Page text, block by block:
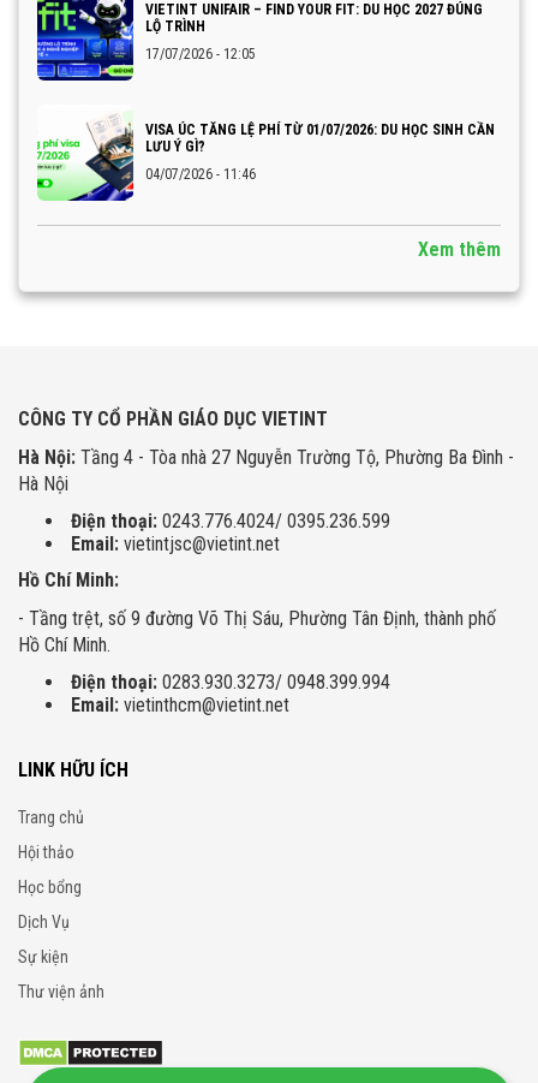
VIETINT UNIFAIR – FIND YOUR FIT: DU HỌC 2027 ĐÚNG
LỘ TRÌNH
17/07/2026 - 12:05
VISA ÚC TĂNG LỆ PHÍ TỪ 01/07/2026: DU HỌC SINH CẦN
LƯU Ý GÌ?
04/07/2026 - 11:46
Xem thêm
CÔNG TY CỔ PHẦN GIÁO DỤC VIETINT
Hà Nội: Tầng 4 - Tòa nhà 27 Nguyễn Trường Tộ, Phường Ba Đình -
Hà Nội
Điện thoại: 0243.776.4024/ 0395.236.599
Email: vietintjsc@vietint.net
Hồ Chí Minh:
- Tầng trệt, số 9 đường Võ Thị Sáu, Phường Tân Định, thành phố
Hồ Chí Minh.
Điện thoại: 0283.930.3273/ 0948.399.994
Email: vietinthcm@vietint.net
LINK HỮU ÍCH
Trang chủ
Hội thảo
Học bổng
Dịch Vụ
Sự kiện
Thư viện ảnh